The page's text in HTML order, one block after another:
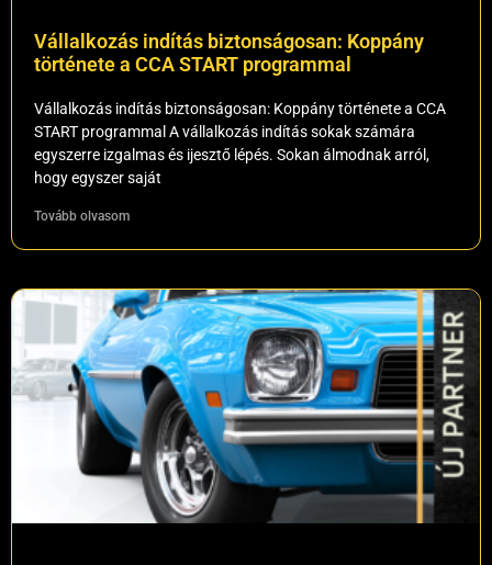
Vállalkozás indítás biztonságosan: Koppány
története a CCA START programmal
Vállalkozás indítás biztonságosan: Koppány története a CCA
START programmal A vállalkozás indítás sokak számára
egyszerre izgalmas és ijesztő lépés. Sokan álmodnak arról,
hogy egyszer saját
Tovább olvasom